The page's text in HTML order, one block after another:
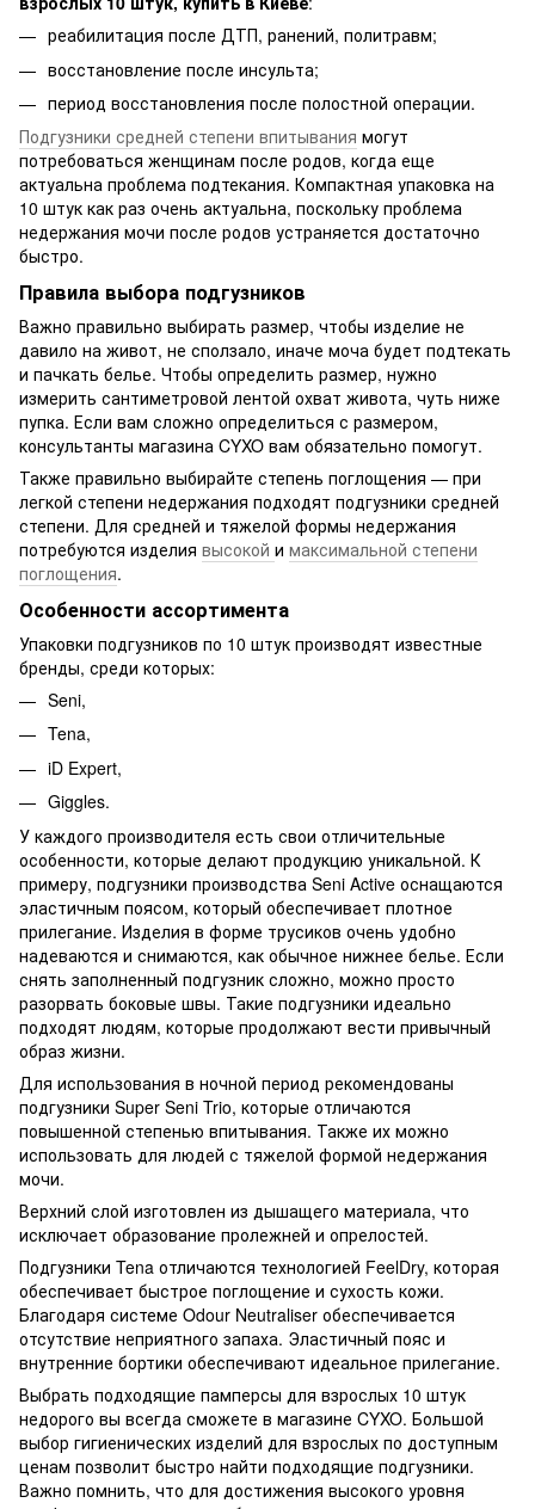
реабилитация после ДТП, ранений, политравм;
восстановление после инсульта;
период восстановления после полостной операции.
Подгузники средней степени впитывания могут
потребоваться женщинам после родов, когда еще
актуальна проблема подтекания. Компактная упаковка на
10 штук как раз очень актуальна, поскольку проблема
недержания мочи после родов устраняется достаточно
быстро.
Правила выбора подгузников
Важно правильно выбирать размер, чтобы изделие не
давило на живот, не сползало, иначе моча будет подтекать
и пачкать белье. Чтобы определить размер, нужно
измерить сантиметровой лентой охват живота, чуть ниже
пупка. Если вам сложно определиться с размером,
консультанты магазина CYXO вам обязательно помогут.
Также правильно выбирайте степень поглощения — при
легкой степени недержания подходят подгузники средней
степени. Для средней и тяжелой формы недержания
потребуются изделия высокой и максимальной степени
поглощения.
Особенности ассортимента
Упаковки подгузников по 10 штук производят известные
бренды, среди которых:
Seni,
Tena,
iD Expert,
Giggles.
У каждого производителя есть свои отличительные
особенности, которые делают продукцию уникальной. К
примеру, подгузники производства Seni Active оснащаются
эластичным поясом, который обеспечивает плотное
прилегание. Изделия в форме трусиков очень удобно
надеваются и снимаются, как обычное нижнее белье. Если
снять заполненный подгузник сложно, можно просто
разорвать боковые швы. Такие подгузники идеально
подходят людям, которые продолжают вести привычный
образ жизни.
Для использования в ночной период рекомендованы
подгузники Super Seni Trio, которые отличаются
повышенной степенью впитывания. Также их можно
использовать для людей с тяжелой формой недержания
мочи.
Верхний слой изготовлен из дышащего материала, что
исключает образование пролежней и опрелостей.
Подгузники Tena отличаются технологией FeelDry, которая
обеспечивает быстрое поглощение и сухость кожи.
Благодаря системе Odour Neutraliser обеспечивается
отсутствие неприятного запаха. Эластичный пояс и
внутренние бортики обеспечивают идеальное прилегание.
Выбрать подходящие памперсы для взрослых 10 штук
недорого вы всегда сможете в магазине CYXO. Большой
выбор гигиенических изделий для взрослых по доступным
ценам позволит быстро найти подходящие подгузники.
Важно помнить, что для достижения высокого уровня